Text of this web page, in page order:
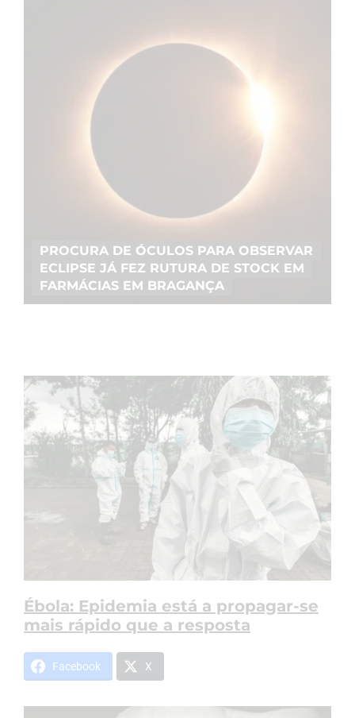
PROCURA DE ÓCULOS PARA OBSERVAR
ECLIPSE JÁ FEZ RUTURA DE STOCK EM
FARMÁCIAS EM BRAGANÇA
Ébola: Epidemia está a propagar-se
mais rápido que a resposta
Facebook X